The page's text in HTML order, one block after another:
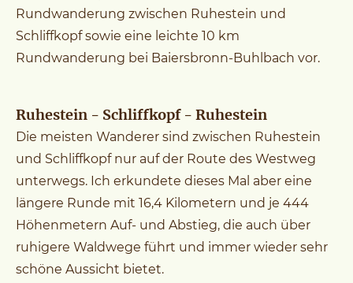
Rundwanderung zwischen Ruhestein und
Schliffkopf sowie eine leichte 10 km
Rundwanderung bei Baiersbronn-Buhlbach vor.
Ruhestein - Schliffkopf - Ruhestein
Die meisten Wanderer sind zwischen Ruhestein
und Schliffkopf nur auf der Route des Westweg
unterwegs. Ich erkundete dieses Mal aber eine
längere Runde mit 16,4 Kilometern und je 444
Höhenmetern Auf- und Abstieg, die auch über
ruhigere Waldwege führt und immer wieder sehr
schöne Aussicht bietet.